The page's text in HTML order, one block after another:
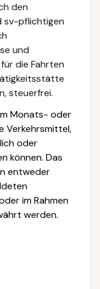
den
sv-pflichtigen
und
die Fahrten
steuerfrei.
Monats- oder
Verkehrsmittel,
oder
können. Das
entweder
im Rahmen
werden.